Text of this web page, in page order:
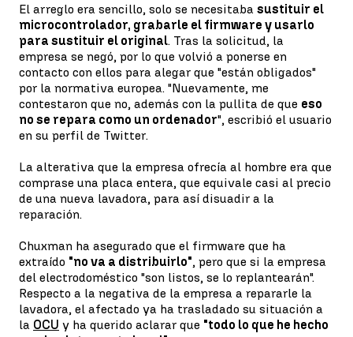
El arreglo era sencillo, solo se necesitaba sustituir el
microcontrolador, grabarle el firmware y usarlo
para sustituir el original. Tras la solicitud, la
empresa se negó, por lo que volvió a ponerse en
contacto con ellos para alegar que "están obligados"
por la normativa europea. "Nuevamente, me
contestaron que no, además con la pullita de que eso
no se repara como un ordenador", escribió el usuario
en su perfil de Twitter.
La alterativa que la empresa ofrecía al hombre era que
comprase una placa entera, que equivale casi al precio
de una nueva lavadora, para así disuadir a la
reparación.
Chuxman ha asegurado que el firmware que ha
extraído "no va a distribuirlo", pero que si la empresa
del electrodoméstico "son listos, se lo replantearán".
Respecto a la negativa de la empresa a repararle la
lavadora, el afectado ya ha trasladado su situación a
la OCU y ha querido aclarar que "todo lo que he hecho